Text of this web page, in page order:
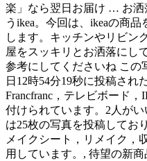
楽」なら翌日お届け … お洒
うikea。今回は、ikeaの商
します。キッチンやリビン
屋をスッキリとお洒落にし
参考にしてくださいね この
日12時54分19秒に投稿され
Francfranc，テレビボード
付けられています。2人が
は25枚の写真を投稿してお
メイクシート，リメイク，
用しています。, 待望の新